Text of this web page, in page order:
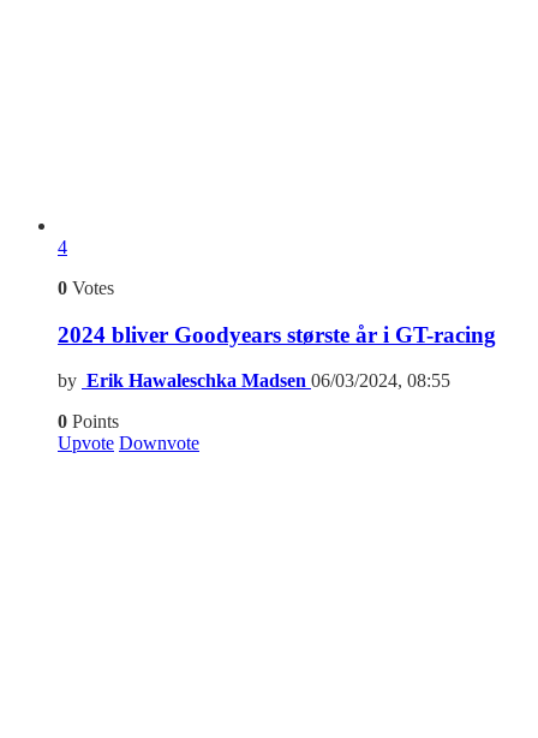
4
0 Votes
2024 bliver Goodyears største år i GT-racing
by Erik Hawaleschka Madsen 06/03/2024, 08:55
0 Points
Upvote Downvote